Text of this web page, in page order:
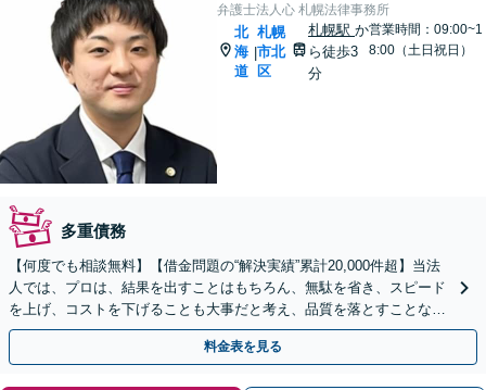
弁護士法人心 札幌法律事務所
北
海
道
|
札幌
市北
区
札幌駅か
ら徒歩3
分
営業時間：09:00~1
8:00（土日祝日）
多重債務
【何度でも相談無料】【借金問題の“解決実績”累計20,000件超】当法
人では、プロは、結果を出すことはもちろん、無駄を省き、スピード
を上げ、コストを下げることも大事だと考え、品質を落とすことな
く、費用を可能な限り安くすることにこだわります。
料金表を見る